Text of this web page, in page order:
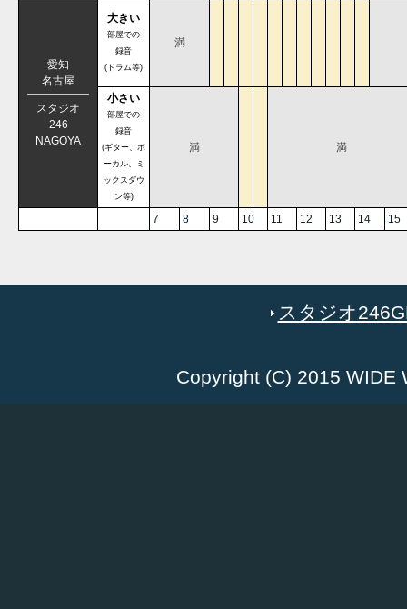
愛知
名古屋
スタジオ
246
NAGOYA
大きい
部屋での
録音
(ドラム等)
満
小さい
部屋での
録音
(ギター、ボ
ーカル、ミ
ックスダウ
ン等)
満 満
7 8 9 10 11 12 13 14 15
スタジオ
Copyright (C) 2015 WIDE